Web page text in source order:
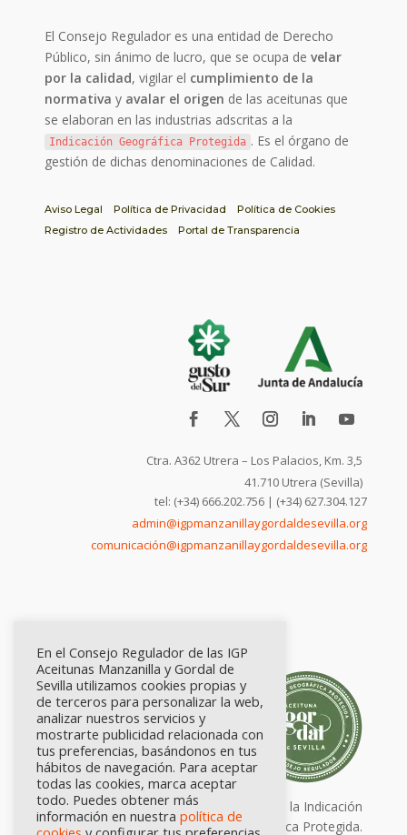
El Consejo Regulador es una entidad de Derecho
Público, sin ánimo de lucro, que se ocupa develar
por la calidad, vigilar el cumplimiento de la
normativa y avalar el origen de las aceitunas que
se elaboran en las industrias adscritas a la
Indicación Geográfica Protegida . Es el órgano de
gestión de dichas denominaciones de Calidad.
Aviso Legal Política de Privacidad
Política de Cookies
Registro de Actividades
Portal de Transparencia
Ctra. A362 Utrera – Los Palacios, Km. 3,5
41.710 Utrera (Sevilla)
tel: (+34) 666.202.756 | (+34) 627.304.127
admin@igpmanzanillaygordaldesevilla.org
comunicación@igpmanzanillaygordaldesevilla.org
Calidad certificada por Origen. Sellos de la Indicación
Geográfica Protegida.
En el Consejo Regulador de las IGP
Aceitunas Manzanilla y Gordal de
Sevilla utilizamos cookies propias y
de terceros para personalizar la web,
analizar nuestros servicios y
mostrarte publicidad relacionada con
tus preferencias, basándonos en tus
hábitos de navegación. Para aceptar
todas las cookies, marca aceptar
todo. Puedes obtener más
información en nuestra política de